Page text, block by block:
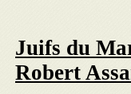
Juifs du
Robert